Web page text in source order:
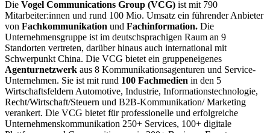
Die Vogel Communications Group (VCG) ist mit 790
Mitarbeiter:innen und rund 100 Mio. Umsatz ein führender Anbieter
von Fachkommunikation und Fachinformation. Die
Unternehmensgruppe ist im deutschsprachigen Raum an 9
Standorten vertreten, darüber hinaus auch international mit
Schwerpunkt China. Die VCG bietet ein gruppeneigenes
Agenturnetzwerk aus 8 Kommunikationsagenturen und Service-
Unternehmen. Sie ist mit rund 100 Fachmedien in den 5
Wirtschaftsfeldern Automotive, Industrie, Informationstechnologie,
Recht/Wirtschaft/Steuern und B2B-Kommunikation/ Marketing
verankert. Die VCG bietet für professionelle und erfolgreiche
Unternehmenskommunikation 250+ Services, 100+ digitale